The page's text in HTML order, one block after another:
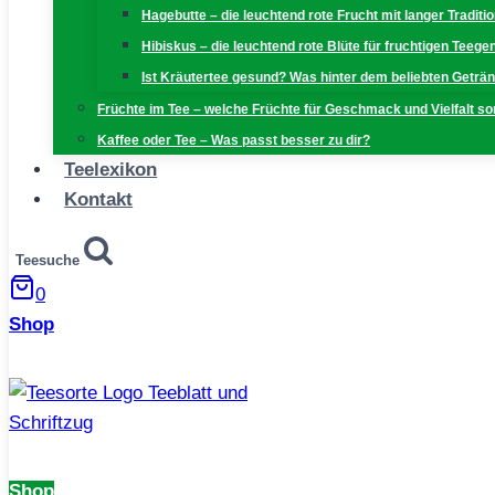
Hagebutte – die leuchtend rote Frucht mit langer
Hibiskus – die leuchtend rote Blüte für fruchtigen
Ist Kräutertee gesund? Was hinter dem beliebten
Früchte im Tee – welche Früchte für Geschmack und Vielfalt
Kaffee oder Tee – Was passt besser zu dir?
Teelexikon
Kontakt
Teesuche
0
Shop